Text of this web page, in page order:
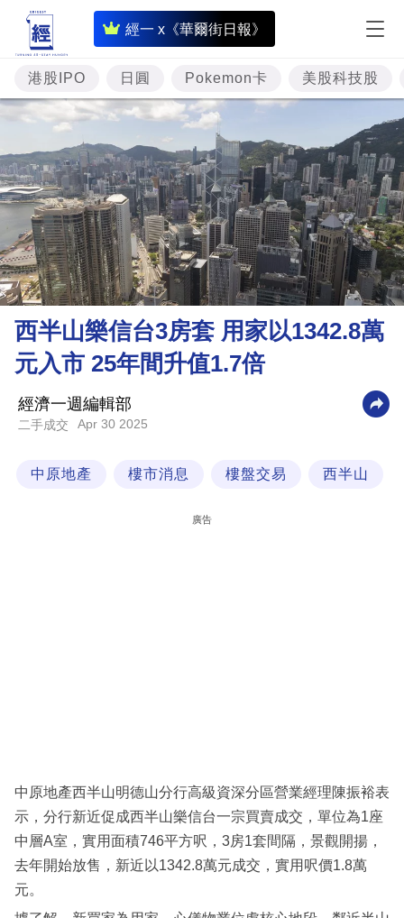
經一 x《華爾街日報》
即
時
財
經
題
投
資
樓
市
理
財
商
業
科
區
港股IPO 日圓 Pokemon卡 美股科技股
西半山樂信台3房套 用家以1342.8萬
元入市 25年間升值1.7倍
經濟一週編輯部
二手成交 Apr 30 2025
中原地產 樓市消息 樓盤交易 西半山
廣告
中原地產西半山明德山分行高級資深分區營業經理陳振裕表
示，分行新近促成西半山樂信台一宗買賣成交，單位為1座
中層A室，實用面積746平方呎，3房1套間隔，景觀開揚，
去年開始放售，新近以1342.8萬元成交，實用呎價1.8萬
元。